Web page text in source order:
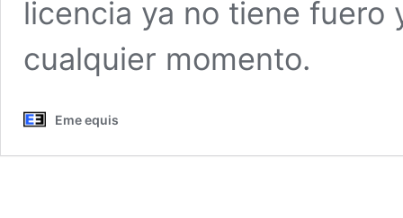
licencia ya no tiene
cualquier momento.
Eme equis